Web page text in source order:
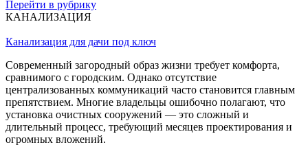
Перейти в рубрику
КАНАЛИЗАЦИЯ
Канализация для дачи под ключ
Современный загородный образ жизни требует комфорта,
сравнимого с городским. Однако отсутствие
централизованных коммуникаций часто становится главным
препятствием. Многие владельцы ошибочно полагают, что
установка очистных сооружений — это сложный и
длительный процесс, требующий месяцев проектирования и
огромных вложений.